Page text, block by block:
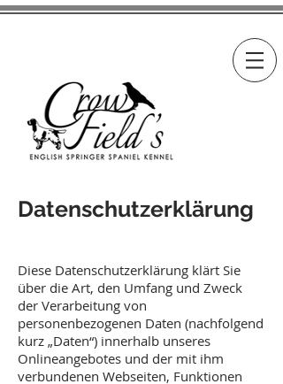
Datenschutzerklärung
Diese Datenschutzerklärung klärt Sie
über die Art, den Umfang und Zweck
der Verarbeitung von
personenbezogenen Daten (nachfolgend
kurz „Daten“) innerhalb unseres
Onlineangebotes und der mit ihm
verbundenen Webseiten, Funktionen